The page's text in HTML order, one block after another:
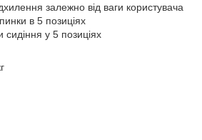
залежно від ваги користувача
в 5 позиціях
у 5 позиціях